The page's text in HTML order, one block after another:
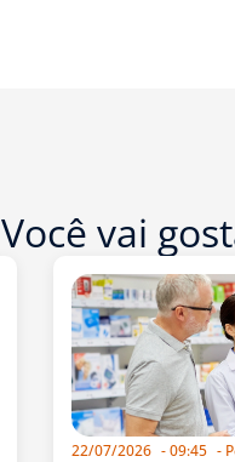
Você vai
22/07/2026 -09:45 -